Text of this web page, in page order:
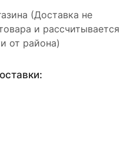
(Доставка не
и рассчитывается
от района)